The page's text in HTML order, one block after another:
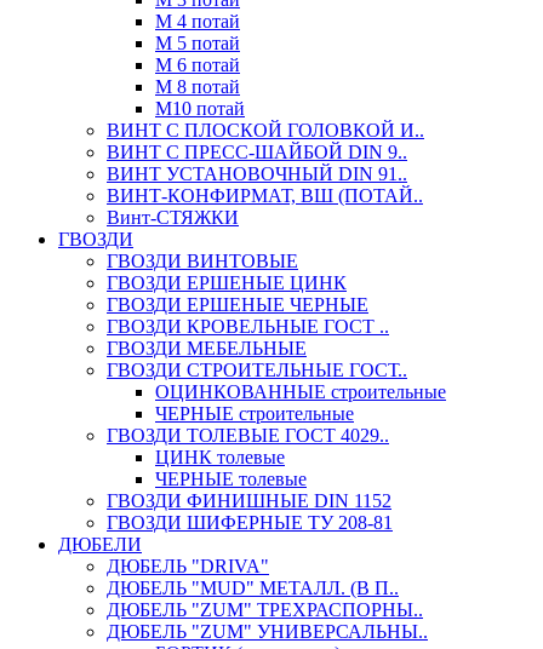
М 4 потай
М 5 потай
М 6 потай
М 8 потай
М10 потай
ВИНТ С ПЛОСКОЙ ГОЛОВКОЙ И..
ВИНТ С ПРЕСС-ШАЙБОЙ DIN 9..
ВИНТ УСТАНОВОЧНЫЙ DIN 91..
ВИНТ-КОНФИРМАТ, ВШ (ПОТАЙ..
Винт-СТЯЖКИ
ГВОЗДИ
ГВОЗДИ ВИНТОВЫЕ
ГВОЗДИ ЕРШЕНЫЕ ЦИНК
ГВОЗДИ ЕРШЕНЫЕ ЧЕРНЫЕ
ГВОЗДИ КРОВЕЛЬНЫЕ ГОСТ ..
ГВОЗДИ МЕБЕЛЬНЫЕ
ГВОЗДИ СТРОИТЕЛЬНЫЕ ГОСТ..
ОЦИНКОВАННЫЕ строительные
ЧЕРНЫЕ строительные
ГВОЗДИ ТОЛЕВЫЕ ГОСТ 4029..
ЦИНК толевые
ЧЕРНЫЕ толевые
ГВОЗДИ ФИНИШНЫЕ DIN 1152
ГВОЗДИ ШИФЕРНЫЕ ТУ 208-81
ДЮБЕЛИ
ДЮБЕЛЬ "DRIVA"
ДЮБЕЛЬ "MUD" МЕТАЛЛ. (В П..
ДЮБЕЛЬ "ZUM" ТРЕХРАСПОРНЫ..
ДЮБЕЛЬ "ZUM" УНИВЕРСАЛЬНЫ..